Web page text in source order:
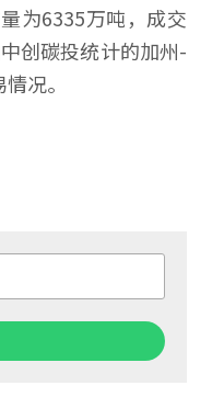
为6335万吨，成交
创碳投统计的加州-
况。